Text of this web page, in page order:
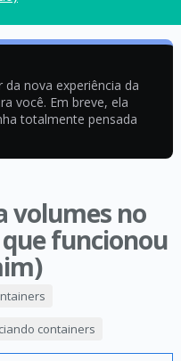
nova experiência da
você. Em breve, ela
totalmente pensada
volumes no
funcionou
containers